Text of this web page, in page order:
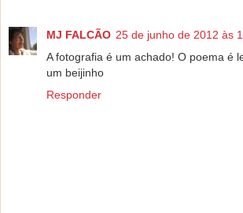
MJ FALCÃO 25 de junho de 2012 às
A fotografia é um achado! O poema é
um beijinho
Responder